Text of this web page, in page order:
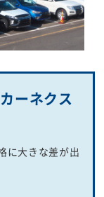
ーネクス
に大きな差が出